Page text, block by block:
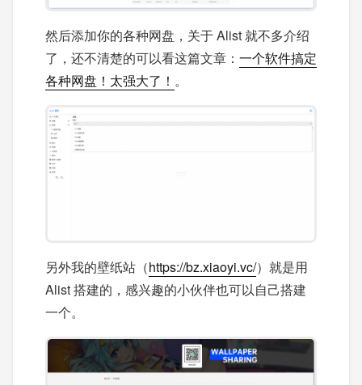
然后添加你的各种网盘，关于 Alist 就不多介绍
了，还不清楚的可以看这篇文章： 一个软件搞定
各种网盘！太强大了！ 。
另外我的壁纸站（https://bz.xiaoyi.vc/）就是用
Alist 搭建的，感兴趣的小伙伴也可以自己搭建
一个。